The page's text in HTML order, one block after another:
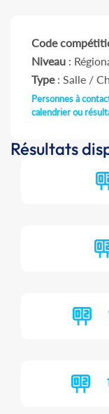
Code
Niveau :
Type: Salle /
Personnes à
calendrier ou
Résultats